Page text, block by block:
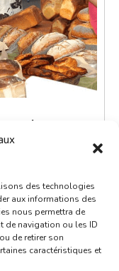
des technologies
aux informations des
nous permettra de
de navigation ou les ID
de retirer son
caractéristiques et
moment de